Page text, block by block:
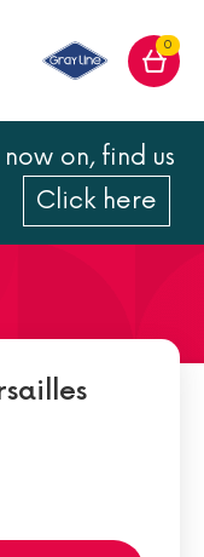
0
on, find us
Click here
aus am